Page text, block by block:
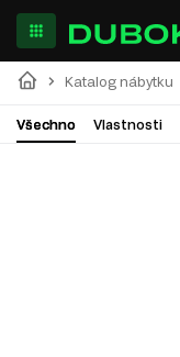
Katalog nábytku
Všechno Vlastnosti